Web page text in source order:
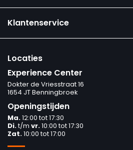
Klantenservice
Locaties
Experience Center
Dokter de Vriesstraat 16
1654 JT Benningbroek
Openingstijden
Ma.12:00 tot 17:30
Di.t/m vr.10:00 tot 17:30
Zat.10:00 tot 17:00